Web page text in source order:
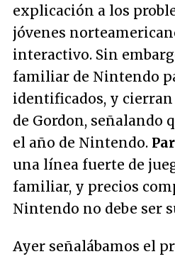
explicación a los
jóvenes
interactivo. Sin
familiar de Nintendo
identificados, y
de Gordon, señalando
el año de Nintendo.
una línea fuerte de
familiar, y precios
Nintendo no debe ser
Ayer señalábamos el